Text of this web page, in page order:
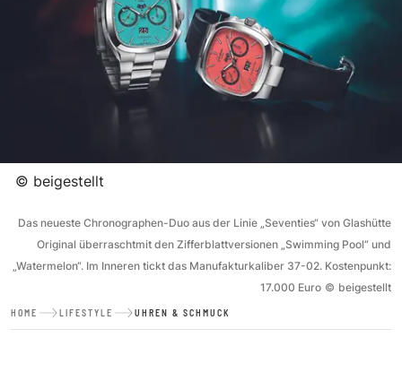
© beigestellt
Das neueste Chronographen-Duo aus der Linie „Seventies“ von Glashütte
Original überraschtmit den Zifferblattversionen „Swimming Pool“ und
„Watermelon“. Im Inneren tickt das Manufakturkaliber 37-02. Kostenpunkt:
17.000 Euro © beigestellt
HOME LIFESTYLE UHREN & SCHMUCK